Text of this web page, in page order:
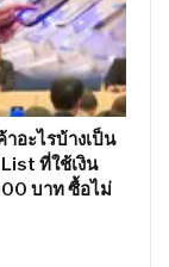
อะไรบ้างเป็น
ที่ใช้เงิน
บาท ซื้อไม่